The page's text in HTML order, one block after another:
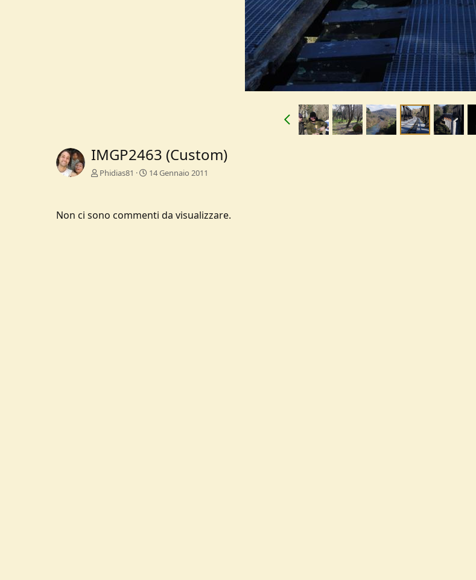
IMGP2463 (Custom)
Phidias81 14 Gennaio 2011
Non ci sono commenti da visualizzare.